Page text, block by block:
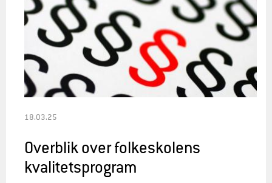
18.03.25
Overblik over folkeskolens
kvalitetsprogram